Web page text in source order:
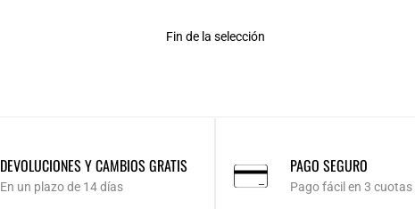
Fin de la selección
DEVOLUCIONES Y CAMBIOS GRATIS
En un plazo de 14 días
PAGO SEGURO
Pago fácil en 3